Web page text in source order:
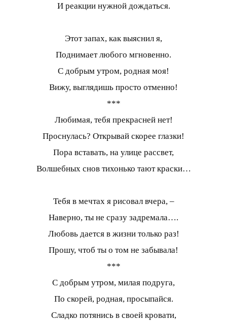
И реакции нужной дождаться.
Этот запах, как выяснил я,
Поднимает любого мгновенно.
С добрым утром, родная моя!
Вижу, выглядишь просто отменно!
***
Любимая, тебя прекрасней нет!
Проснулась? Открывай скорее глазки!
Пора вставать, на улице рассвет,
Волшебных снов тихонько тают краски…
Тебя в мечтах я рисовал вчера, –
Наверно, ты не сразу задремала….
Любовь дается в жизни только раз!
Прошу, чтоб ты о том не забывала!
***
С добрым утром, милая подруга,
По скорей, родная, просыпайся.
Сладко потянись в своей кровати,